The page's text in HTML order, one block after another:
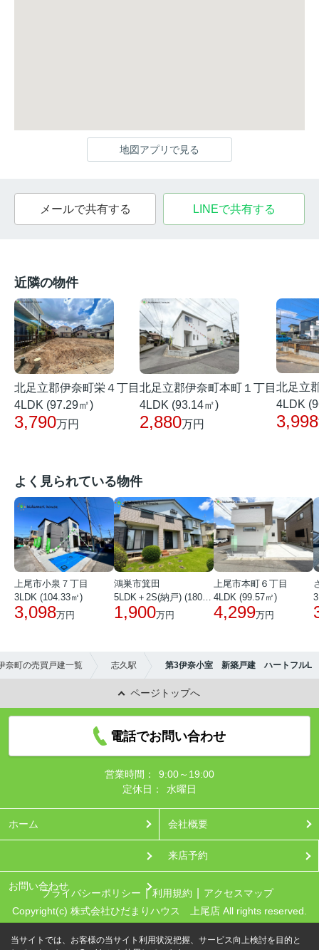
地図アプリで見る
メールで共有する LINEで共有する
近隣の物件
北足立郡伊奈町栄４丁目
4LDK (97.29㎡)
3,790万円
北足立郡伊奈町本町１丁目
4LDK (93.14㎡)
2,880万円
北足立
4LDK
3,998
よく見られている物件
上尾市小泉７丁目
3LDK (104.33㎡)
3,098万円
鴻巣市箕田
1,900万円
上尾市本町６丁目
4LDK (99.57㎡)
4,299万円
奈町の売買戸建一覧 志久駅 第3伊奈小室 新築戸建 ハートフルL
ページトップへ
電話でお問い合わせ
営業時間：
9:00～19:00
定休日：
水曜日
ホーム 会社概要
お問い合わせ
来店予約
プライバシーポリシー 利用規約
アクセスマップ
Copyright(c) 株式会社ひだまりハウス 上尾店 All rights reserved.
当サイトでは、お客様の当サイト利用状況把握、サービス向上検討を目的と